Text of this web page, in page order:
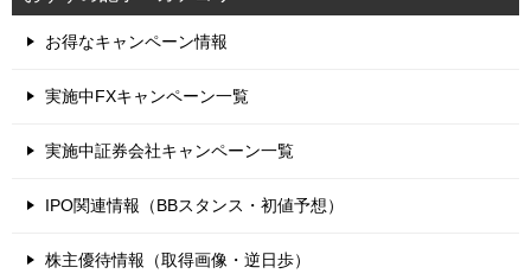
お得なキャンペーン情報
実施中FXキャンペーン一覧
実施中証券会社キャンペーン一覧
IPO関連情報（BBスタンス・初値予想）
株主優待情報（取得画像・逆日歩）